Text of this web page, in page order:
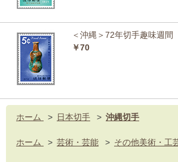
＜沖縄＞72年切手趣味週間
￥70
ホーム > 日本切手 > 沖縄切手
ホーム > 芸術・芸能 > その他美術・工